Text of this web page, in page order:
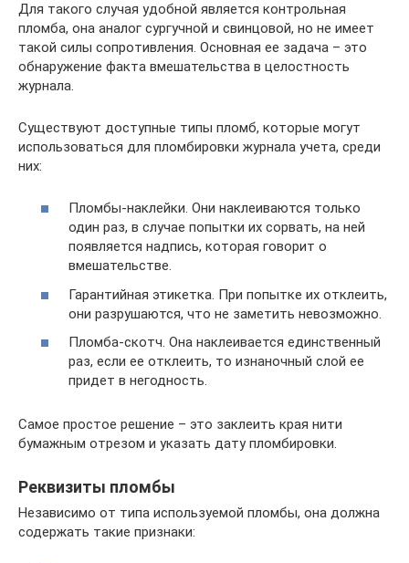
Для такого случая удобной является контрольная
пломба, она аналог сургучной и свинцовой, но не имеет
такой силы сопротивления. Основная ее задача – это
обнаружение факта вмешательства в целостность
журнала.
Существуют доступные типы пломб, которые могут
использоваться для пломбировки журнала учета, среди
них:
Пломбы-наклейки. Они наклеиваются только
один раз, в случае попытки их сорвать, на ней
появляется надпись, которая говорит о
вмешательстве.
Гарантийная этикетка. При попытке их отклеить,
они разрушаются, что не заметить невозможно.
Пломба-скотч. Она наклеивается единственный
раз, если ее отклеить, то изнаночный слой ее
придет в негодность.
Самое простое решение – это заклеить края нити
бумажным отрезом и указать дату пломбировки.
Реквизиты пломбы
Независимо от типа используемой пломбы, она должна
содержать такие признаки: